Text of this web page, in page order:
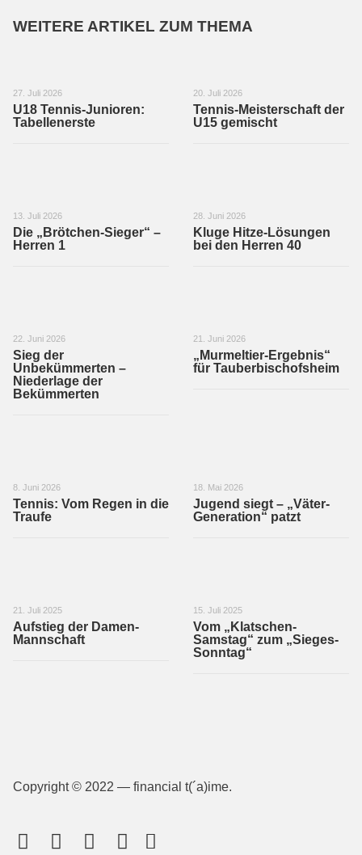
WEITERE ARTIKEL ZUM THEMA
27. Juli 2026
U18 Tennis-Junioren:
Tabellenerste
20. Juli 2026
Tennis-Meisterschaft der
U15 gemischt
13. Juli 2026
Die „Brötchen-Sieger“ –
Herren 1
28. Juni 2026
Kluge Hitze-Lösungen
bei den Herren 40
22. Juni 2026
Sieg der
Unbekümmerten –
Niederlage der
Bekümmerten
21. Juni 2026
„Murmeltier-Ergebnis“
für Tauberbischofsheim
8. Juni 2026
Tennis: Vom Regen in die
Traufe
18. Mai 2026
Jugend siegt – „Väter-
Generation“ patzt
21. Juli 2025
Aufstieg der Damen-
Mannschaft
15. Juli 2025
Vom „Klatschen-
Samstag“ zum „Sieges-
Sonntag“
Copyright © 2022 — financial t(´a)ime.